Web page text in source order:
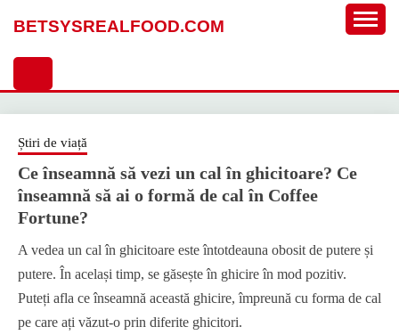
BETSYSREALFOOD.COM
Știri de viață
Ce înseamnă să vezi un cal în ghicitoare? Ce
înseamnă să ai o formă de cal în Coffee
Fortune?
A vedea un cal în ghicitoare este întotdeauna obosit de putere și
putere. În același timp, se găsește în ghicire în mod pozitiv.
Puteți afla ce înseamnă această ghicire, împreună cu forma de cal
pe care ați văzut-o prin diferite ghicitori.